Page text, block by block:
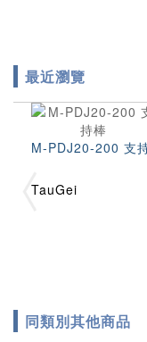
最近瀏覽
M-PDJ20-200 支
TauGei
同類別其他商品